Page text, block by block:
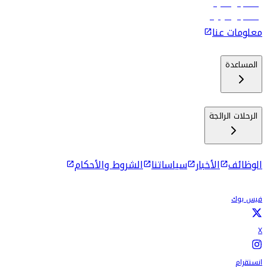
رحلات إلى ماليه
رحلات إلى كولومبو
معلومات عنا
المساعدة
الرحلات الرائجة
الوظائف الأخبار سياساتنا الشروط والأحكام
فيس بوك
X
انستقرام